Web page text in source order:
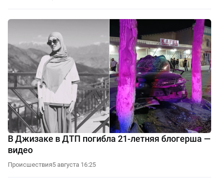
В Джизаке в ДТП погибла 21-летняя блогерша —
видео
Происшествия5 августа 16:25